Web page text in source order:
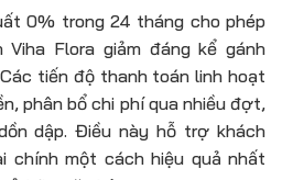
0% trong 24 tháng cho phép
Flora giảm đáng kể gánh
tiến độ thanh toán linh hoạt
phân bổ chi phí qua nhiều đợt,
dập. Điều này hỗ trợ khách
chính một cách hiệu quả nhất